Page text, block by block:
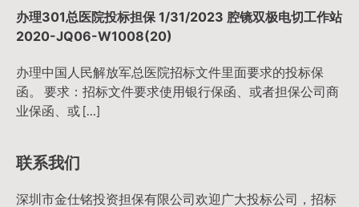
办理301总医院投标担保 1/31/2023 腔镜双极电切工作站
2020-JQ06-W1008(20)
办理中国人民解放军总医院招标文件里面要求的投标保
函。 要求：招标文件要求使用银行保函、或者担保公司商
业保函、或 […]
联系我们
深圳市金仕铭投资担保有限公司欢迎广大投标公司，招标